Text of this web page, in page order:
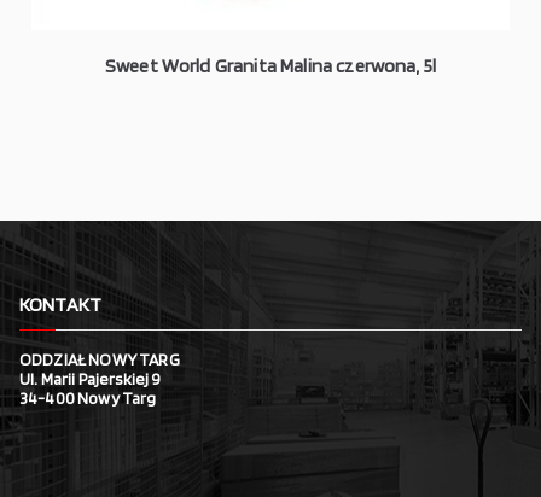
Sweet World Granita Malina czerwona, 5l
KONTAKT
ODDZIAŁ NOWY TARG
Ul. Marii Pajerskiej 9
34-400 Nowy Targ